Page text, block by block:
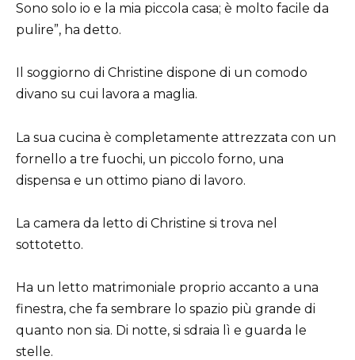
Sono solo io e la mia piccola casa; è molto facile da
pulire”, ha detto.
Il soggiorno di Christine dispone di un comodo
divano su cui lavora a maglia.
La sua cucina è completamente attrezzata con un
fornello a tre fuochi, un piccolo forno, una
dispensa e un ottimo piano di lavoro.
La camera da letto di Christine si trova nel
sottotetto.
Ha un letto matrimoniale proprio accanto a una
finestra, che fa sembrare lo spazio più grande di
quanto non sia. Di notte, si sdraia lì e guarda le
stelle.